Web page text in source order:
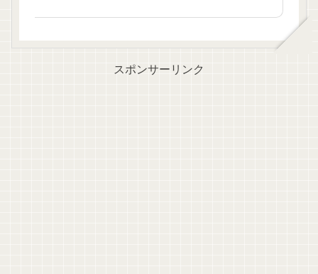
スポンサーリンク